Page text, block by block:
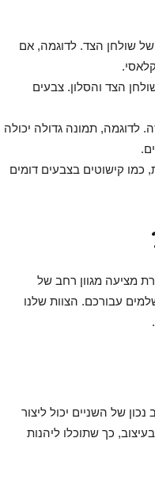
שולחן הצד. לדוגמה, אם
הצד והסלון. צבעים
לדוגמה, תמונה גדולה יכולה
כמו קישוטים בצבעים דומים
מציעה מגוון רחב של
עבורכם. הצוות שלנו
של השניים יכול ליצור
כך שתוכלו ליהנות